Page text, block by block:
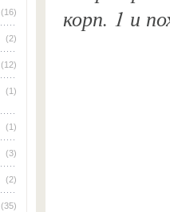
(16)
(2)
(12)
(1)
(1)
(3)
(2)
(35)
корп. 1 и